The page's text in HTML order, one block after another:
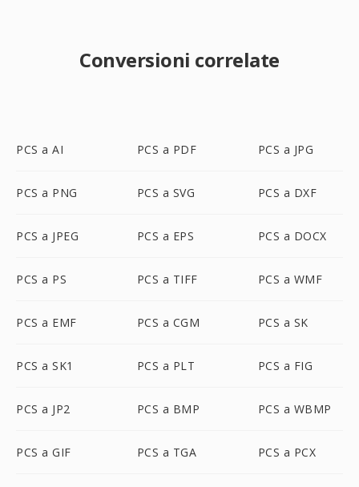
Conversioni correlate
PCS a AI PCS a PDF PCS a JPG
PCS a PNG PCS a SVG PCS a DXF
PCS a JPEG PCS a EPS PCS a DOCX
PCS a PS PCS a TIFF PCS a WMF
PCS a EMF PCS a CGM PCS a SK
PCS a SK1 PCS a PLT PCS a FIG
PCS a JP2 PCS a BMP PCS a WBMP
PCS a GIF PCS a TGA PCS a PCX